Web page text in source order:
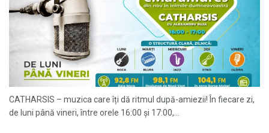
CATHARSIS – muzica care îți dă ritmul după-amiezii! În fiecare zi,
de luni până vineri, între orele 16:00 și 17:00,...